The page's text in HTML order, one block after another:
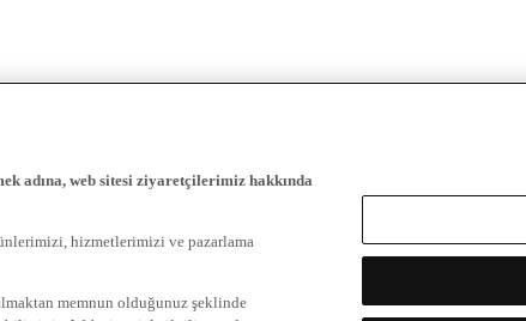
adına, web sitesi ziyaretçilerimiz hakkında
hizmetlerimizi ve pazarlama
memnun olduğunuz şeklinde